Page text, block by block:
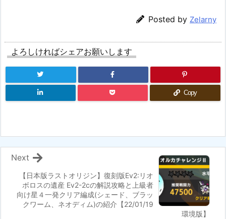
Posted by Zelarny
よろしければシェアお願いします
Copy
【日本版ラストオリジン】復刻版Ev2:リオ
ボロスの遺産 Ev2-2cの解説攻略と上級者
向け星４一発クリア編成(シェード、ブラッ
クワーム、ネオディム)の紹介【22/01/19
環境版】
Next